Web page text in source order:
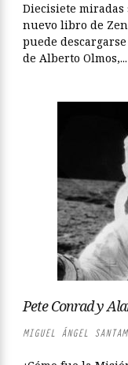
Diecisiete miradas
nuevo libro de
puede
de Alberto Olmos,...
Pete Conrad y
MIGUEL ÁNGEL